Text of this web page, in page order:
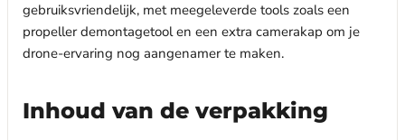
gebruiksvriendelijk, met meegeleverde tools zoals een
propeller demontagetool en een extra camerakap om je
drone-ervaring nog aangenamer te maken.
Inhoud van de verpakking